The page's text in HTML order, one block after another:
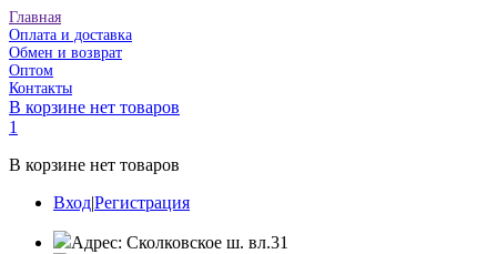
Главная
Оплата и доставка
Обмен и возврат
Оптом
Контакты
В корзине нет товаров
1
В корзине нет товаров
Вход|Регистрация
Адрес: Сколковское ш. вл.31